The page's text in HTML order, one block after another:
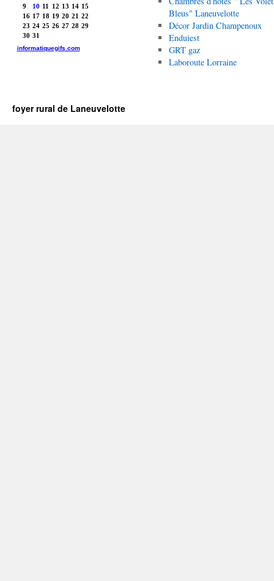
Bleus" Laneuvelotte
Décor Jardin Champenoux
Enduiest
GRT gaz
Laboroute Lorraine
foyer rural de Laneuvelotte